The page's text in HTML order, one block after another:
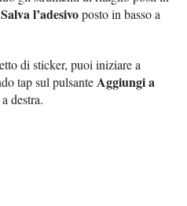
Salva l’adesivoposto in basso a
di sticker, puoi iniziare a
tap sul pulsante Aggiungi a
destra.